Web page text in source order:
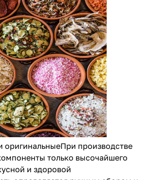
оригинальныеПри производстве
только высочайшего
и здоровой